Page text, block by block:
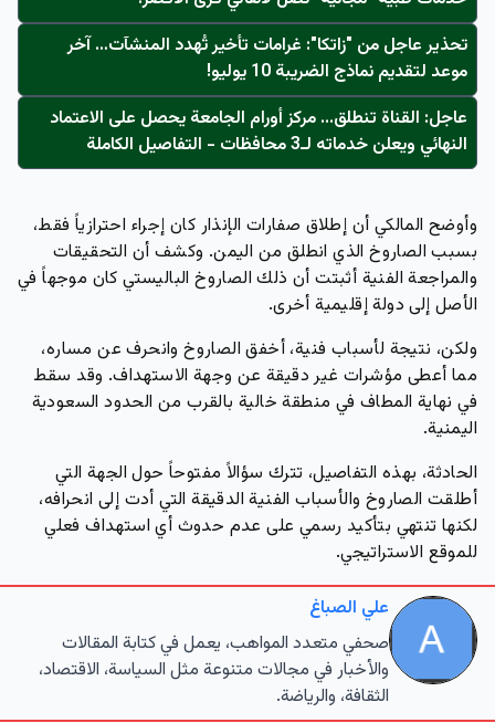
تحذير عاجل من "زاتكا": غرامات تأخير تُهدد المنشآت… آخر
موعد لتقديم نماذج الضريبة 10 يوليو!
عاجل: القناة تنطلق... مركز أورام الجامعة يحصل على الاعتماد
النهائي ويعلن خدماته لـ3 محافظات - التفاصيل الكاملة
وأوضح المالكي أن إطلاق صفارات الإنذار كان إجراء احترازياً فقط،
بسبب الصاروخ الذي انطلق من اليمن. وكشف أن التحقيقات
والمراجعة الفنية أثبتت أن ذلك الصاروخ الباليستي كان موجهاً في
الأصل إلى دولة إقليمية أخرى.
ولكن، نتيجة لأسباب فنية، أخفق الصاروخ وانحرف عن مساره،
مما أعطى مؤشرات غير دقيقة عن وجهة الاستهداف. وقد سقط
في نهاية المطاف في منطقة خالية بالقرب من الحدود السعودية
اليمنية.
الحادثة، بهذه التفاصيل، تترك سؤالاً مفتوحاً حول الجهة التي
أطلقت الصاروخ والأسباب الفنية الدقيقة التي أدت إلى انحرافه،
لكنها تنتهي بتأكيد رسمي على عدم حدوث أي استهداف فعلي
للموقع الاستراتيجي.
علي الصباغ
صحفي متعدد المواهب، يعمل في كتابة المقالات
والأخبار في مجالات متنوعة مثل السياسة، الاقتصاد،
الثقافة، والرياضة.